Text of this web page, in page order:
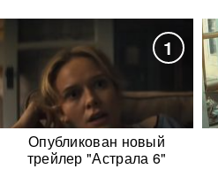
1
Опубликован новый
трейлер "Астрала 6"